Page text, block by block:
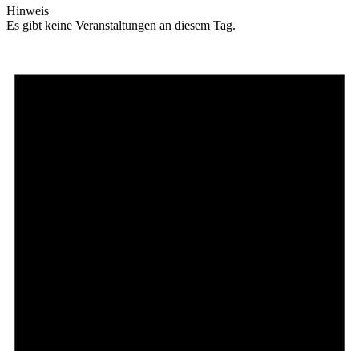
Hinweis
Es gibt keine Veranstaltungen an diesem Tag.